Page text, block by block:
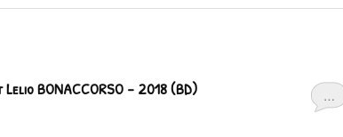
…
BONACCORSO – 2018 (BD)